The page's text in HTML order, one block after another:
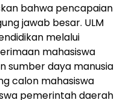
bahwa pencapaian
jawab besar. ULM
melalui
mahasiswa
sumber daya manusia
calon mahasiswa
pemerintah daerah